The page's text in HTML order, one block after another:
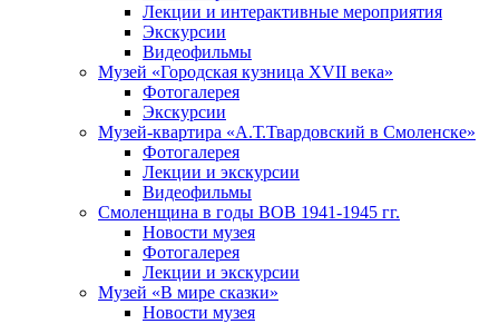
Лекции и интерактивные мероприятия
Экскурсии
Видеофильмы
Музей «Городская кузница XVII века»
Фотогалерея
Экскурсии
Музей-квартира «А.Т.Твардовский в Смоленске»
Фотогалерея
Лекции и экскурсии
Видеофильмы
Смоленщина в годы ВОВ 1941-1945 гг.
Новости музея
Фотогалерея
Лекции и экскурсии
Музей «В мире сказки»
Новости музея